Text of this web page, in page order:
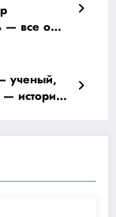
— все о
ученый,
— история